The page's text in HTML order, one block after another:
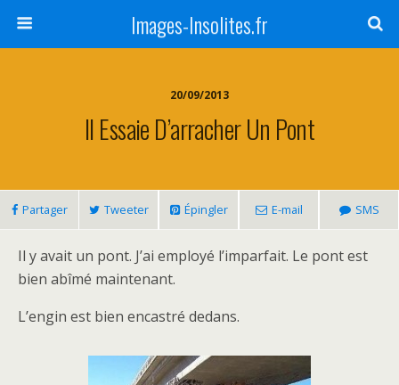
Images-Insolites.fr
20/09/2013
Il Essaie D’arracher Un Pont
Partager Tweeter Épingler E-mail SMS
Il y avait un pont. J’ai employé l’imparfait. Le pont est
bien abîmé maintenant.
L’engin est bien encastré dedans.